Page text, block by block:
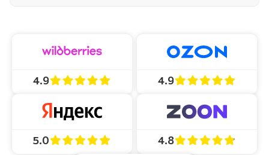
4.9 4.9
5.0 4.8